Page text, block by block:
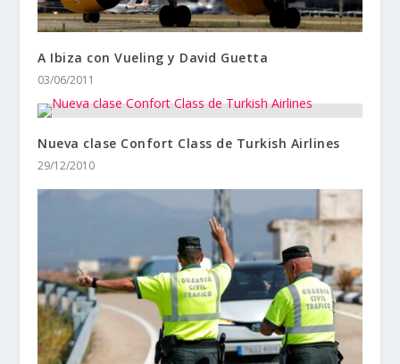
A Ibiza con Vueling y David Guetta
03/06/2011
Nueva clase Confort Class de Turkish Airlines
29/12/2010